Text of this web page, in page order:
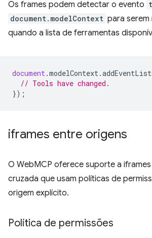
Os frames podem detectar o evento
document.modelContext para
quando a lista de ferramentas
document.modelContext.
// Tools have changed.
});
iframes entre origens
O WebMCP oferece suporte a
cruzada que usam políticas de
origem explícito.
Política de permissões